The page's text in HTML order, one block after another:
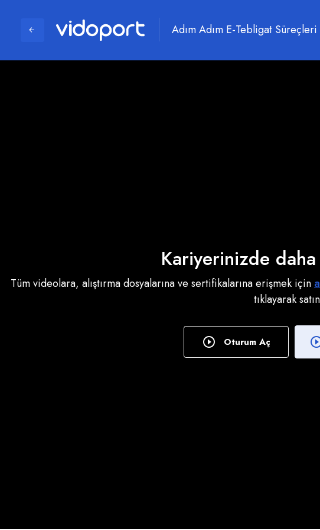
Adım Adım E-Tebligat
Kariyerinizde
Tüm videolara, alıştırma dosyalarına ve sertifikalarına erişmek için
tıklayarak
Oturum Aç